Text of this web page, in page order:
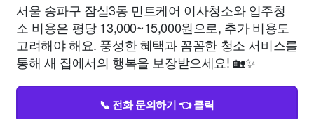
서울 송파구 잠실3동 민트케어 이사청소와 입주청
소 비용은 평당 13,000~15,000원으로, 추가 비용도
고려해야 해요. 풍성한 혜택과 꼼꼼한 청소 서비스를
통해 새 집에서의 행복을 보장받으세요! 🏡✨
📞 전화 문의하기 👈 클릭